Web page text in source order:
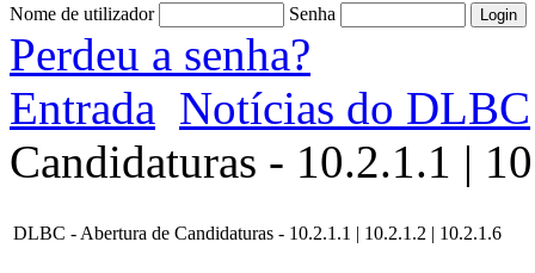
Nome de utilizador Senha
Perdeu a senha?
Entrada Notícias do DLBC
Candidaturas - 10.2.1.1 |
DLBC - Abertura de Candidaturas - 10.2.1.1 | 10.2.1.2 | 10.2.1.6